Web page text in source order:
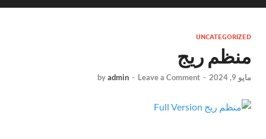
UNCATEGORIZED
منظم ريج
مايو 9, 2024 -
byadmin - Leave a Comment